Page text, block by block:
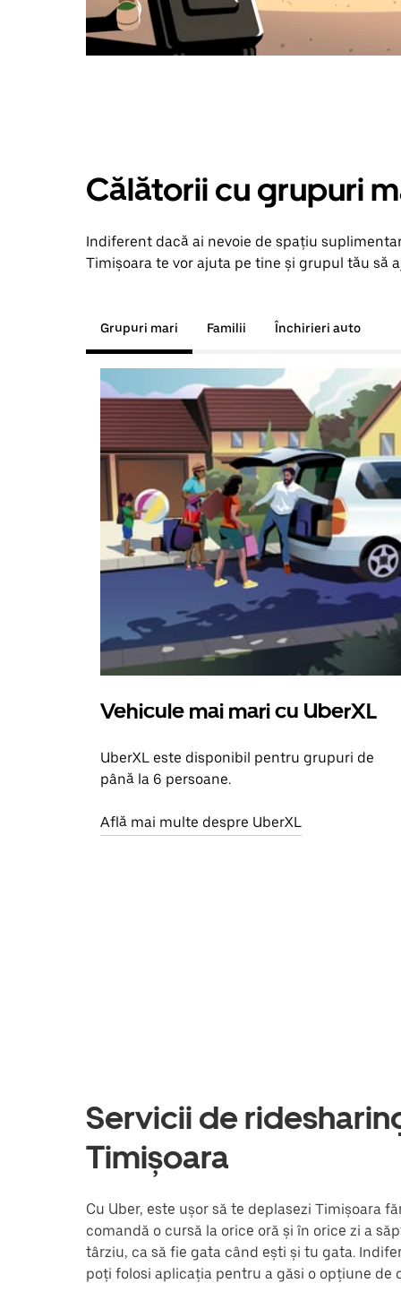
Călătorii cu grupuri
Indiferent dacă ai nevoie de spațiu
Timișoara te vor ajuta pe tine și grupul tău să
Grupuri mari Familii Închirieri auto
Vehicule mai mari cu UberXL
UberXL este disponibil pentru grupuri de
până la 6 persoane.
Află mai multe despre UberXL
Servicii de
Timișoara
Cu Uber, este ușor să te deplasezi Timișoara
comandă o cursă la orice oră și în orice zi a
târziu, ca să fie gata când ești și tu gata.
poți folosi aplicația pentru a găsi o opțiune de